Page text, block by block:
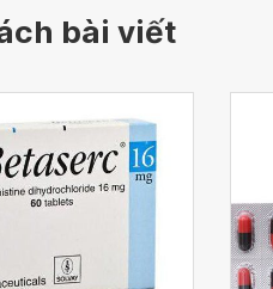
bài viết